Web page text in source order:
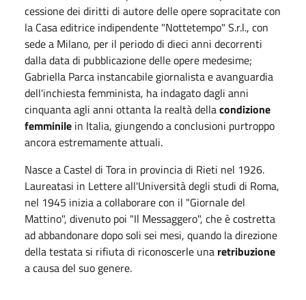
cessione dei diritti di autore delle opere sopracitate con
la Casa editrice indipendente "Nottetempo" S.r.l., con
sede a Milano, per il periodo di dieci anni decorrenti
dalla data di pubblicazione delle opere medesime;
Gabriella Parca instancabile giornalista e avanguardia
dell'inchiesta femminista, ha indagato dagli anni
cinquanta agli anni ottanta la realtà dellacondizione
femminile in Italia, giungendo a conclusioni purtroppo
ancora estremamente attuali.
Nasce a Castel di Tora in provincia di Rieti nel 1926.
Laureatasi in Lettere all'Università degli studi di Roma,
nel 1945 inizia a collaborare con il "Giornale del
Mattino", divenuto poi "Il Messaggero", che è costretta
ad abbandonare dopo soli sei mesi, quando la direzione
della testata si rifiuta di riconoscerle una retribuzione
a causa del suo genere.